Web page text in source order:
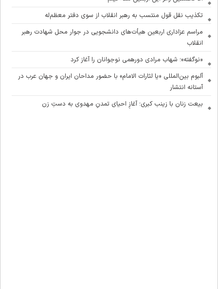
تکذیب نقل قول منتسب به رهبر انقلاب از سوی دفتر معظم‌له
مراسم عزاداری اربعین هیأت‌های دانشجویی در جوار محل شهادت رهبر
انقلاب
«نوگفته»؛ شهاب مرادی دورهمی نوجوانان را آغاز کرد
آلبوم بین‌المللی «یا لثارات الامام» با حضور مداحان ایران و جهان عرب در
آستانه انتشار
بیعت زنان با زینب کبری؛ آغازِ احیای تمدنِ مهدوی به دستِ زن